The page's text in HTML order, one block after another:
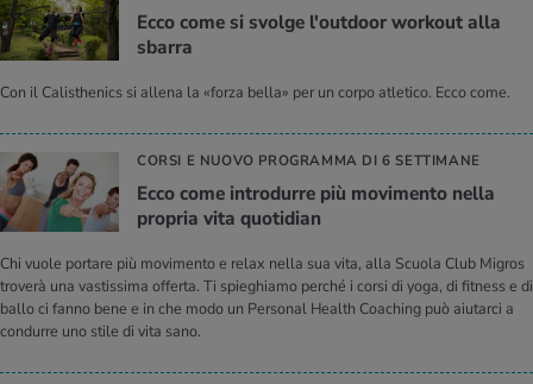
Ecco come si svol­ge l'out­door wor­kout alla
sbar­ra
Con il Calisthenics si allena la «forza bella» per un corpo atletico. Ecco come.
CORSI E NUOVO PROGRAMMA DI 6 SETTIMANE
Ecco come in­tro­dur­re più mo­vi­men­to nella
pro­pria vita quo­ti­dian
Chi vuole portare più movimento e relax nella sua vita, alla Scuola Club Migros
troverà una vastissima offerta. Ti spieghiamo perché i corsi di yoga, di fitness e di
ballo ci fanno bene e in che modo un Personal Health Coaching può aiutarci a
condurre uno stile di vita sano.